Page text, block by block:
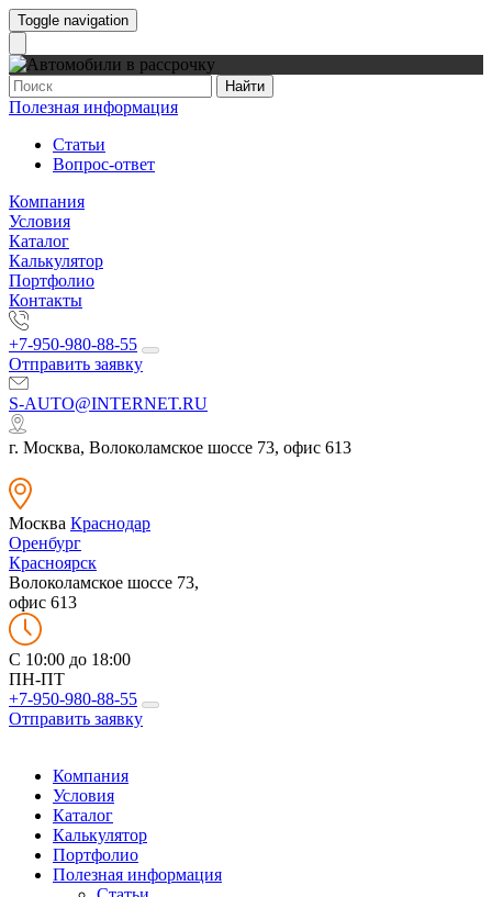
Toggle navigation
Найти
Полезная информация
Статьи
Вопрос-ответ
Компания
Условия
Каталог
Калькулятор
Портфолио
Контакты
+7-950-980-88-55
Отправить заявку
S-AUTO@INTERNET.RU
г. Москва, Волоколамское шоссе 73, офис 613
Москва Краснодар
Оренбург
Красноярск
Волоколамское шоссе 73,
офис 613
C 10:00 до 18:00
ПН-ПТ
+7-950-980-88-55
Отправить заявку
Компания
Условия
Каталог
Калькулятор
Портфолио
Полезная информация